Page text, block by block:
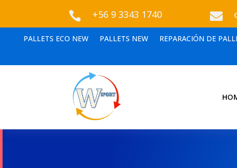
 +56 9 3343 1740 
PALLETS ECO NEW PALLETS NEW REPARACIÓN DE